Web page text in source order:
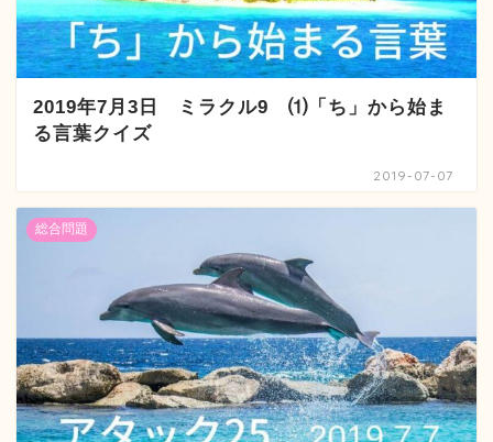
2019年7月3日 ミラクル9 ⑴「ち」から始ま
る言葉クイズ
2019-07-07
総合問題